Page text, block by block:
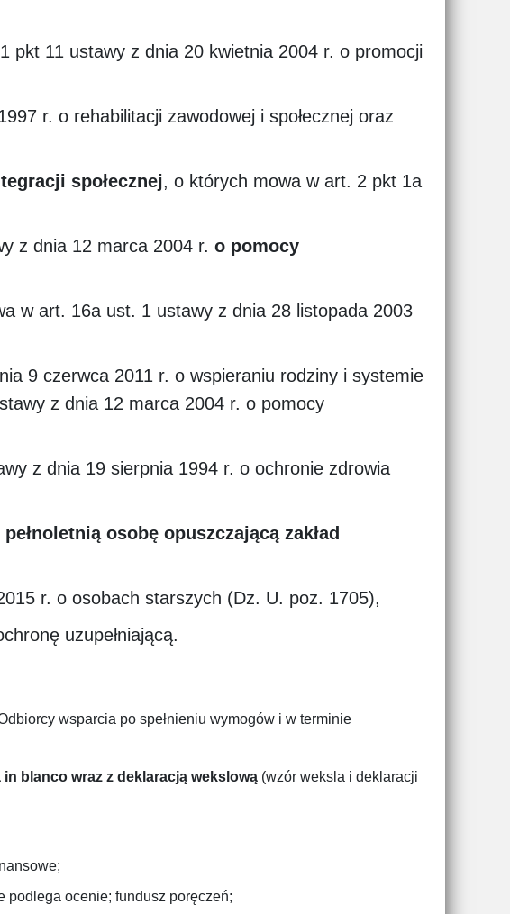
pkt 11 ustawy z dnia 20 kwietnia 2004 r. o promocji
r. o rehabilitacji zawodowej i społecznej oraz
społecznej, o których mowa w art. 2 pkt 1a
z dnia 12 marca 2004 r. o pomocy
w art. 16a ust. 1 ustawy z dnia 28 listopada 2003
9 czerwca 2011 r. o wspieraniu rodziny i systemie
z dnia 12 marca 2004 r. o pomocy
z dnia 19 sierpnia 1994 r. o ochronie zdrowia
osobę opuszczającą zakład
r. o osobach starszych (Dz. U. poz. 1705),
uzupełniającą.
wsparcia po spełnieniu wymogów i w terminie
in blanco wraz z deklaracją wekslową (wzór weksla i deklaracji
podlega ocenie; fundusz poręczeń;